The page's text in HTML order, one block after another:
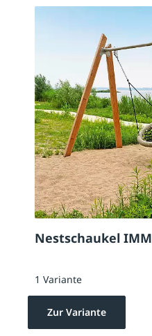
Nestschaukel IMM
1 Variante
Zur Variante